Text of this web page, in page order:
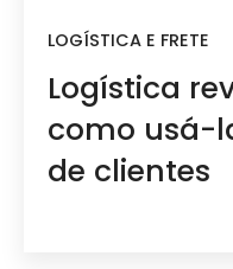
LOGÍSTICA E FRETE
Logística
como usá-
de clientes